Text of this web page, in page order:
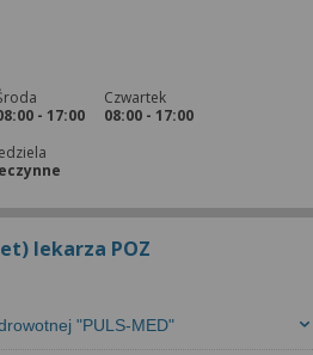
- 17:00
Czwartek
08:00 - 17:00
lekarza POZ
"PULS-MED"